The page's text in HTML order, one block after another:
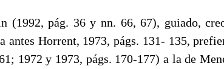
(1992, pág. 36 y nn. 66, 67), guiado,
antes Horrent, 1973, págs. 131- 135,
1972 y 1973, págs. 170-177) a la de